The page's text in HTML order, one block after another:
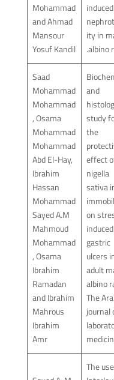
induced
ity in
albino
Mohammad
and Ahmad
Mansour
Yosuf Kandil
and
study
the
effect
nigella
sativa
on
induced
gastric
ulcers
adult
albino
The
journal
Saad
Mohammad
Mohammad
, Osama
Mohammad
Mohammad
Abd El-Hay,
Ibrahim
Hassan
Mohammad
Sayed A.M
Mahmoud
Mohammad
, Osama
Ibrahim
Ramadan
and Ibrahim
Mahrous
Ibrahim
Amr
The